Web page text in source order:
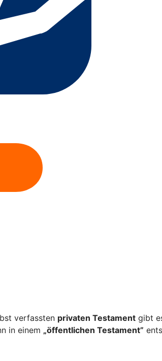
verfassten privaten Testament gibt
in einem „öffentlichen Testament”